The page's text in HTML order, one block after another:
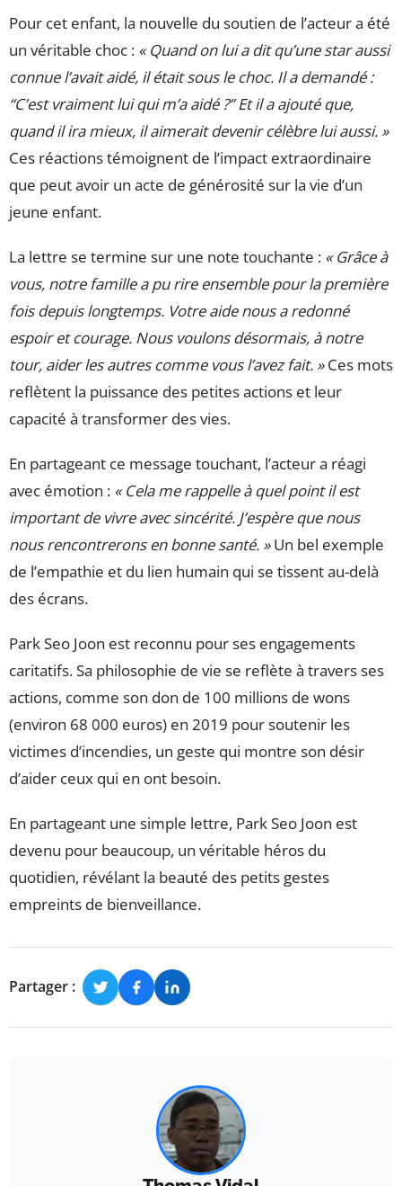
Pour cet enfant, la nouvelle du soutien de l’acteur a été
un véritable choc : « Quand on lui a dit qu’une star aussi
connue l’avait aidé, il était sous le choc. Il a demandé :
“C’est vraiment lui qui m’a aidé ?” Et il a ajouté que,
quand il ira mieux, il aimerait devenir célèbre lui aussi. »
Ces réactions témoignent de l’impact extraordinaire
que peut avoir un acte de générosité sur la vie d’un
jeune enfant.
La lettre se termine sur une note touchante : « Grâce à
vous, notre famille a pu rire ensemble pour la première
fois depuis longtemps. Votre aide nous a redonné
espoir et courage. Nous voulons désormais, à notre
tour, aider les autres comme vous l’avez fait. »Ces mots
reflètent la puissance des petites actions et leur
capacité à transformer des vies.
En partageant ce message touchant, l’acteur a réagi
avec émotion : « Cela me rappelle à quel point il est
important de vivre avec sincérité. J’espère que nous
nous rencontrerons en bonne santé. »Un bel exemple
de l’empathie et du lien humain qui se tissent au-delà
des écrans.
Park Seo Joon est reconnu pour ses engagements
caritatifs. Sa philosophie de vie se reflète à travers ses
actions, comme son don de 100 millions de wons
(environ 68 000 euros) en 2019 pour soutenir les
victimes d’incendies, un geste qui montre son désir
d’aider ceux qui en ont besoin.
En partageant une simple lettre, Park Seo Joon est
devenu pour beaucoup, un véritable héros du
quotidien, révélant la beauté des petits gestes
empreints de bienveillance.
Partager :